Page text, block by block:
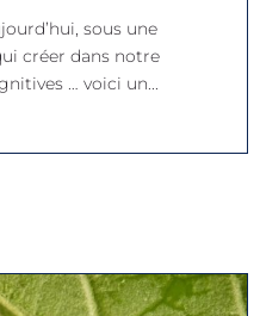
sous une
créer dans notre
… voici un...